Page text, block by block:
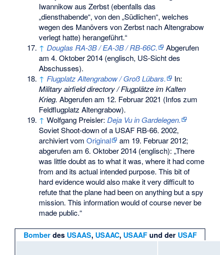
Iwannikow aus Zerbst (ebenfalls das
„diensthabende“, von den „Südlichen“, welches
wegen des Manövers von Zerbst nach Altengrabow
verlegt hatte) herangeführt.“
↑ Douglas RA-3B / EA-3B / RB-66C.
Abgerufen
am 4. Oktober 2014 (englisch, US-Sicht des
Abschusses).
↑ Flugplatz Altengrabow / Groß Lübars.
In:
Military airfield directory / Flugplätze im Kalten
Krieg. Abgerufen am 12. Februar 2021 (Infos zum
Feldflugplatz Altengrabow).
↑ Wolfgang Preisler: Deja Vu in Gardelegen.
Soviet Shoot-down of a USAF RB-66. 2002,
archiviert vomOriginal am 19. Februar 2012;
abgerufen am 6. Oktober 2014 (englisch): „There
was little doubt as to what it was, where it had come
from and its actual intended purpose. This bit of
hard evidence would also make it very difficult to
refute that the plane had been on anything but a spy
mission. This information would of course never be
made public.“
Bomberdes USAAS, USAAC, USAAFund der USAF